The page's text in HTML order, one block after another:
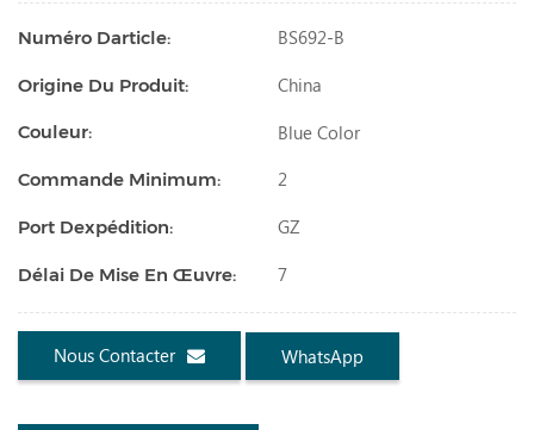
Numéro Darticle: BS692-B
Origine Du Produit: China
Couleur: Blue Color
Commande Minimum: 2
Port Dexpédition: GZ
Délai De Mise En Œuvre: 7
Nous Contacter WhatsApp